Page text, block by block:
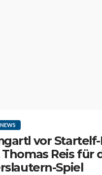
vor Startelf-
Reis für
Spiel